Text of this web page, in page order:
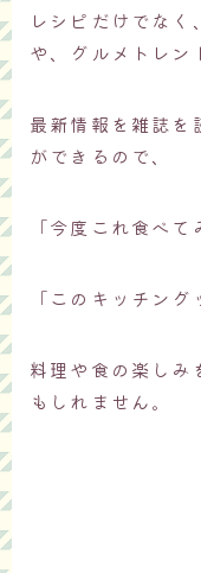
レシピだけでな
や、グルメトレン
最新情報を雑誌を
ができるので、
「今度これ食べて
「このキッチン
料理や食の楽しみ
もしれません。